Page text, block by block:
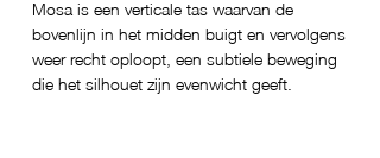
Mosa is een verticale tas waarvan de
bovenlijn in het midden buigt en vervolgens
weer recht oploopt, een subtiele beweging
die het silhouet zijn evenwicht geeft.